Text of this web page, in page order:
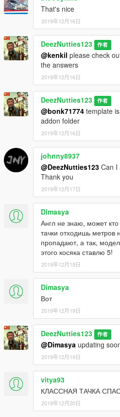
That's nice
2019年12月16日
DeezNutties123 作者
@kenkil please check
the answers
2019年12月16日
DeezNutties123 作者
@bonk71774 template
addon folder
2019年12月16日
johnny8937
@DeezNutties123 Can I
Thank you
2019年12月17日
Dimasya
Англ не знаю, может кто
тачки отходишь
пропадают, а так,
этого косяка ставлю 5!
2019年12月19日
Dimasya
Вот
2019年12月19日
DeezNutties123 作者
@Dimasya updating
2019年12月19日
vitya93
КЛАССНАЯ ТАЧКА
2019年12月20日